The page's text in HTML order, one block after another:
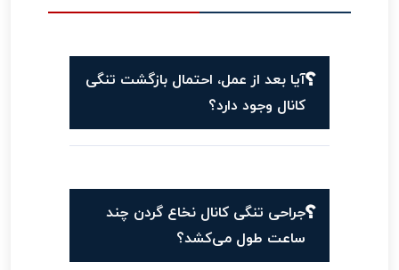
آیا بعد از عمل، احتمال بازگشت تنگی
کانال وجود دارد؟
جراحی تنگی کانال نخاع گردن چند
ساعت طول می‌کشد؟